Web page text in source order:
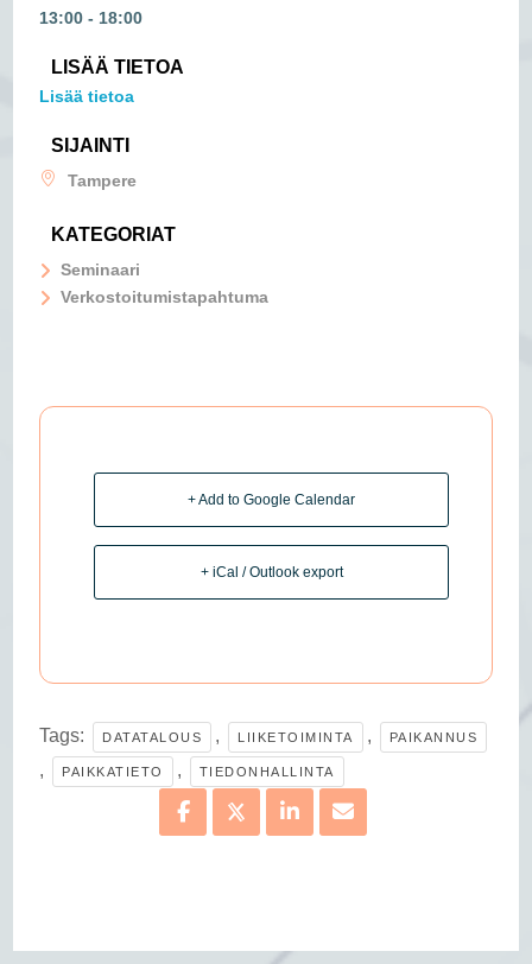
13:00 - 18:00
LISÄÄ TIETOA
Lisää tietoa
SIJAINTI
Tampere
KATEGORIAT
Seminaari
Verkostoitumistapahtuma
+ Add to Google Calendar
+ iCal / Outlook export
Tags: DATATALOUS , LIIKETOIMINTA , PAIKANNUS
, PAIKKATIETO , TIEDONHALLINTA